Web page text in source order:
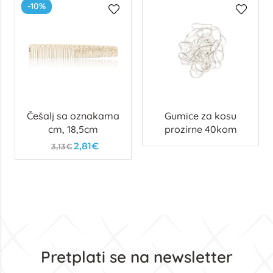
-10%
Češalj sa oznakama
cm, 18,5cm
3,13€2,81€
Gumice za kosu
prozirne 40kom
Pretplati se na newsletter